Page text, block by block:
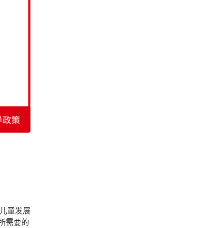
童发展
需要的